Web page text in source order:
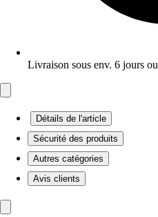
Livraison sous env. 6 jours
Détails de l'article
Sécurité des produits
Autres catégories
Avis clients